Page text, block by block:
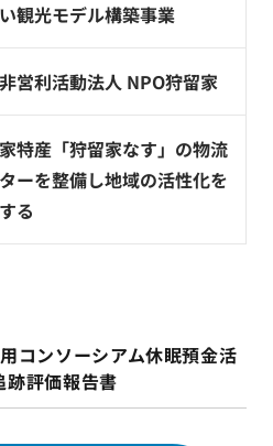
観光モデル構築事業
営利活動法人 NPO狩留家
特産「狩留家なす」の物流
ーを整備し地域の活性化を
る
コンソーシアム休眠預金活
跡評価報告書